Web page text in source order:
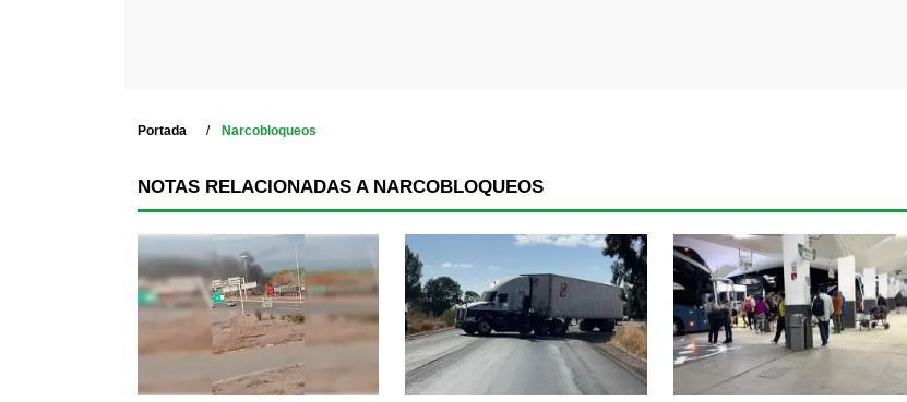
Portada Narcobloqueos
NOTAS RELACIONADAS A NARCOBLOQUEOS